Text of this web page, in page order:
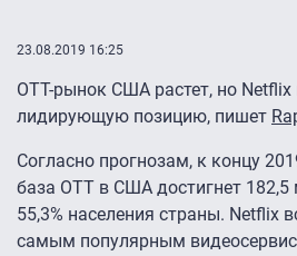
23.08.2019 16:25
OTT-рынок США растет, но Netflix
лидирующую позицию, пишет
Согласно прогнозам, к концу
база OTT в США достигнет 182,5
55,3% населения страны. Netflix
самым популярным